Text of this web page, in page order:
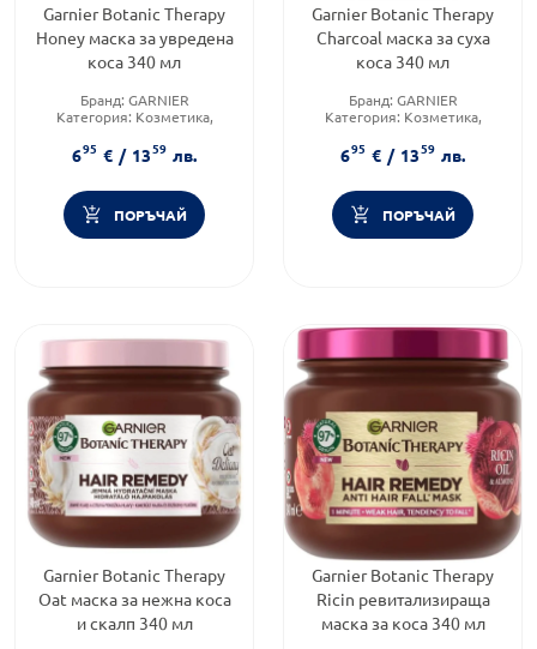
Garnier Botanic Therapy
Honey маска за увредена
коса 340 мл
Бранд: GARNIER
Категория: Козметика,
Форма на продукта:маска
695 € / 1359 лв.
ПОРЪЧАЙ
Garnier Botanic Therapy
Charcoal маска за суха
коса 340 мл
Бранд: GARNIER
Категория: Козметика,
Форма на продукта:маска
695 € / 1359 лв.
ПОРЪЧАЙ
Garnier Botanic Therapy
Oat маска за нежна коса
и скалп 340 мл
Garnier Botanic Therapy
Ricin ревитализираща
маска за коса 340 мл